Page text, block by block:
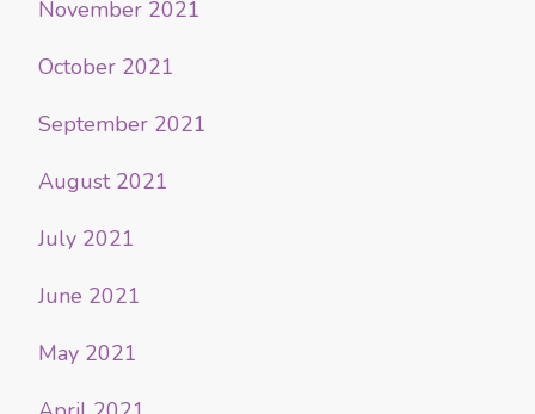
November 2021
October 2021
September 2021
August 2021
July 2021
June 2021
May 2021